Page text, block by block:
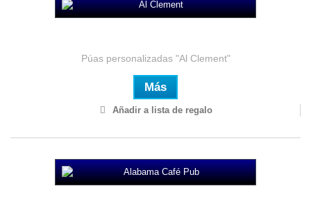
Púas personalizadas "Al Clement"
Más
Añadir a lista de regalo